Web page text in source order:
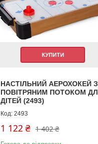
КУПИТИ
НАСТІЛЬНИЙ АЕРОХОКЕЙ З
ПОВІТРЯНИМ ПОТОКОМ
ДІТЕЙ (2493)
2493
1 402 ₴
1 122 ₴